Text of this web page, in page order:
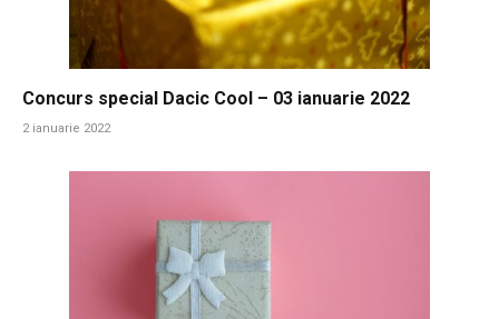
Concurs special Dacic Cool – 03 ianuarie 2022
2 ianuarie 2022